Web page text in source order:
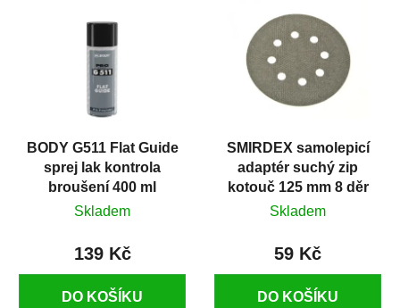
BODY G511 Flat Guide
sprej lak kontrola
broušení 400 ml
Skladem
139 Kč
DO KOŠÍKU
SMIRDEX samolepicí
adaptér suchý zip
kotouč 125 mm 8 děr
Skladem
59 Kč
DO KOŠÍKU